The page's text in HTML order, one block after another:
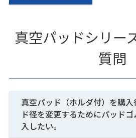
真空パッドシリー
質問
真空パッド（ホルダ付）を購入
ド径を変更するためにパッド
入したい。